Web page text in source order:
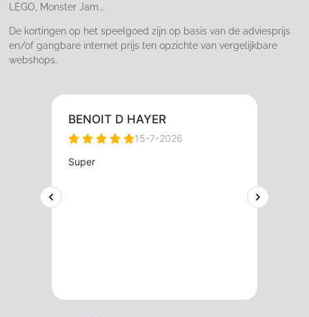
LEGO, Monster Jam...
De kortingen op het speelgoed zijn op basis van de adviesprijs
en/of gangbare internet prijs ten opzichte van vergelijkbare
webshops.